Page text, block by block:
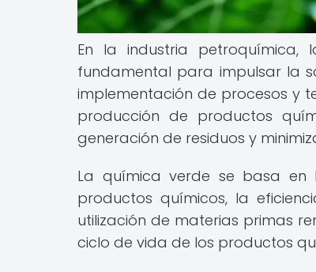
En la industria
fundamental para impulsar la
implementación de procesos y
producción de productos
generación de residuos y
La química verde se basa en
productos químicos, la
utilización de materias primas
ciclo de vida de los productos